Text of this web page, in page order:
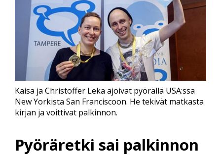
Pyöräretki sai palkinnon
Kaisa ja Christoffer Leka ajoivat pyörällä USA:ssa
New Yorkista San Franciscoon. He tekivät matkasta
kirjan ja voittivat palkinnon.